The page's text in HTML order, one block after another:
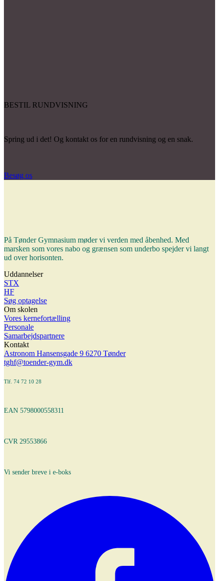
BESTIL RUNDVISNING
Spring ud i det! Og kontakt os for en rundvisning og en snak.
Besøg os
På Tønder Gymnasium møder vi verden med åbenhed. Med
marsken som vores nabo og grænsen som underbo spejder vi langt
ud over horisonten.
Uddannelser
STX
HF
Søg optagelse
Om skolen
Vores kernefortælling
Personale
Samarbejdspartnere
Kontakt
Astronom Hansensgade 9 6270 Tønder
tghf@toender-gym.dk
Tlf. 74 72 10 28
EAN 5798000558311
CVR 29553866
Vi sender breve i e-boks